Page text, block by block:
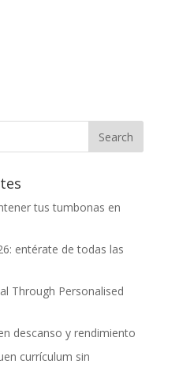
tus tumbonas en
entérate de todas las
Through Personalised
descanso y rendimiento
currículum sin